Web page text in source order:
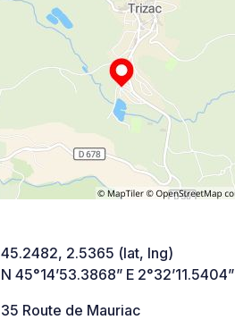
45.2482, 2.5365 (lat, lng)
N 45°14’53.3868” E 2°32’11.5404”
35 Route de Mauriac